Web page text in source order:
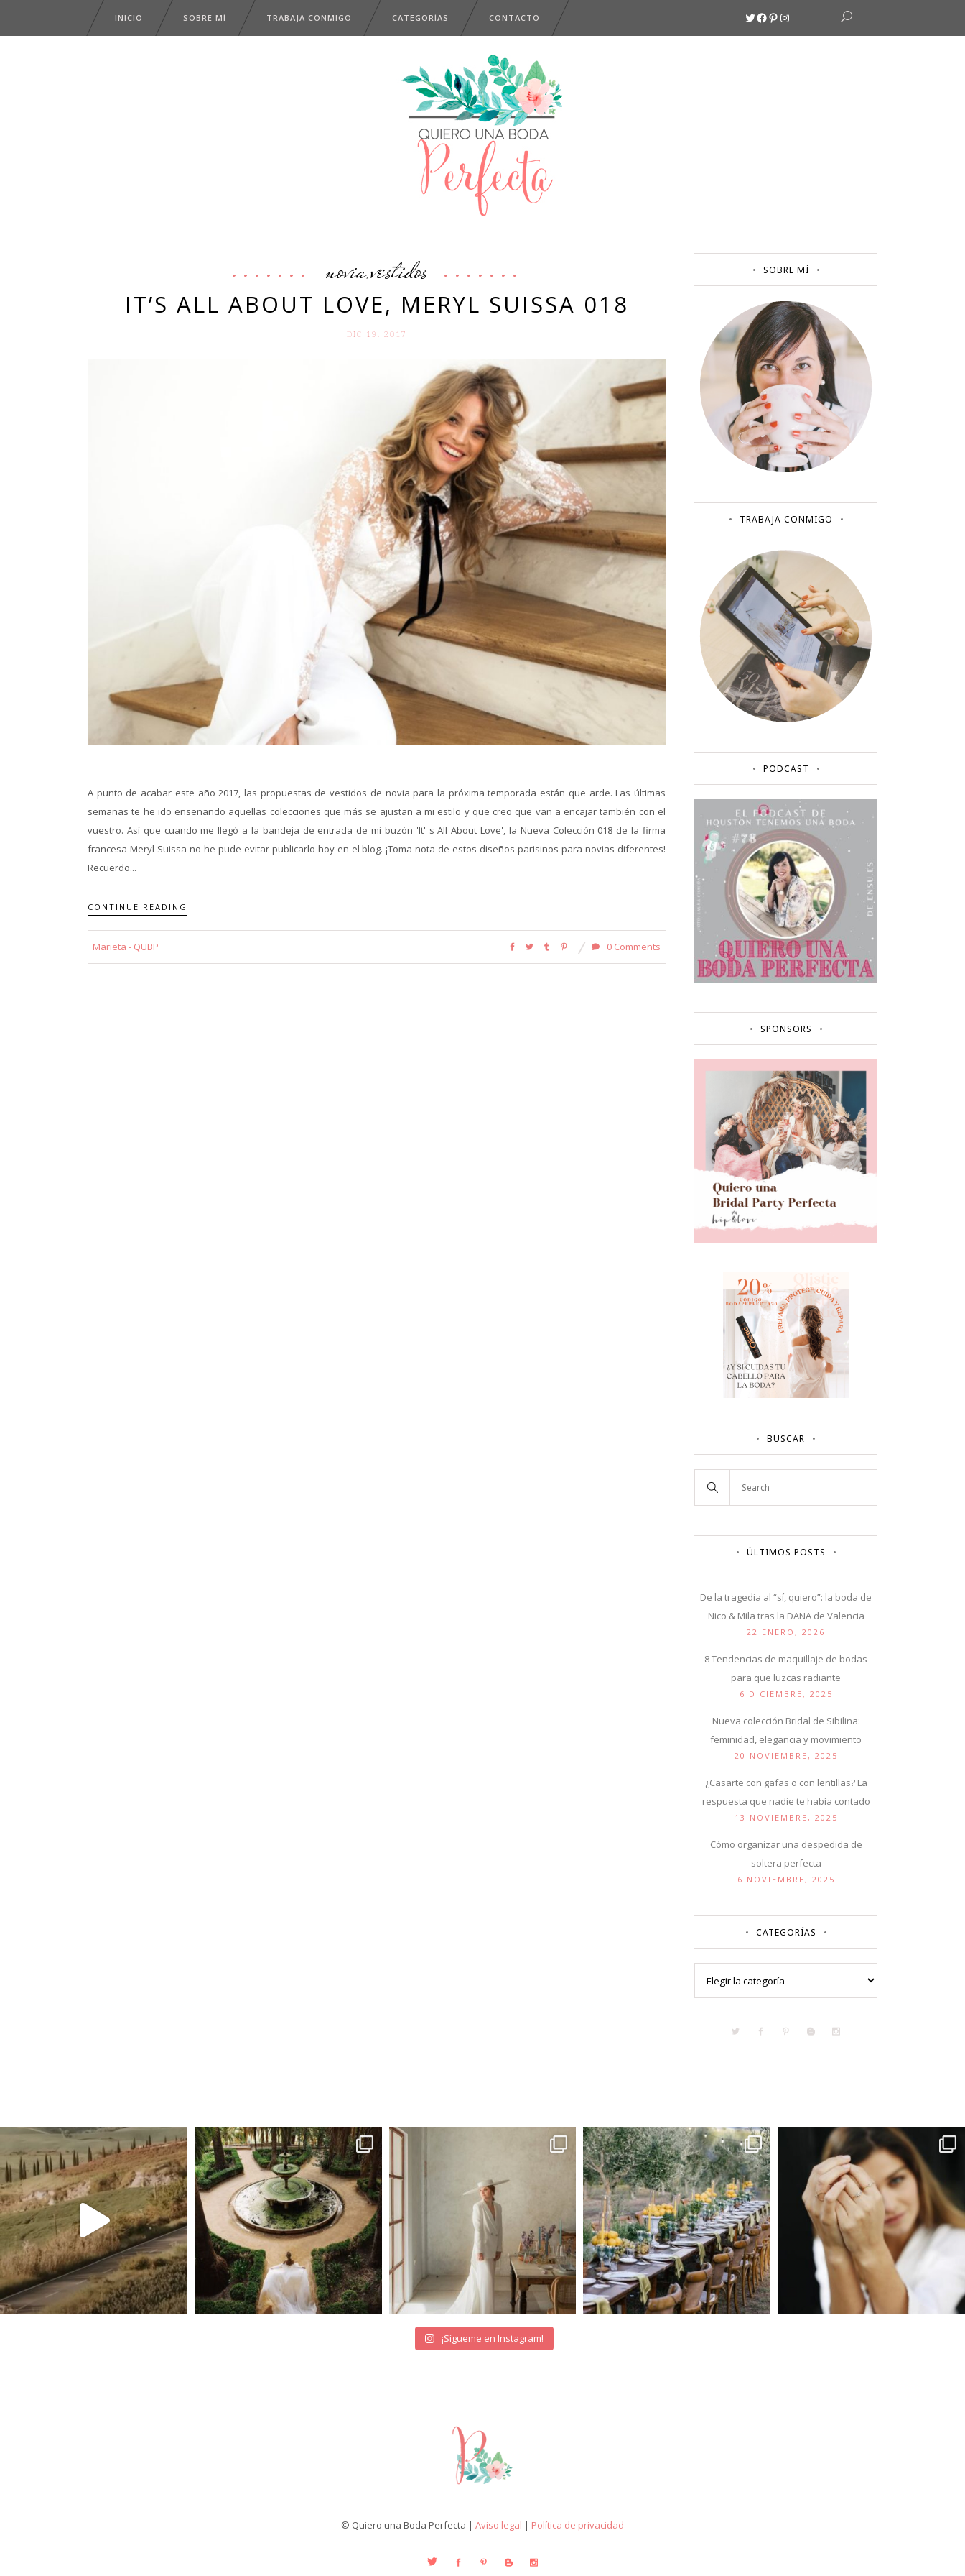
INICIO SOBRE MÍ TRABAJA CONMIGO CATEGORÍAS CONTACTO Twitter
Facebook
Pinterest
Instagram
novia,vestidos
IT’S ALL ABOUT LOVE, MERYL SUISSA 018
DIC 19. 2017
A punto de acabar este año 2017, las propuestas de vestidos de novia para la próxima temporada están que arde. Las últimas
semanas te he ido enseñando aquellas colecciones que más se ajustan a mi estilo y que creo que van a encajar también con el
vuestro. Así que cuando me llegó a la bandeja de entrada de mi buzón 'It' s All About Love', la Nueva Colección 018 de la firma
francesa Meryl Suissa no he pude evitar publicarlo hoy en el blog. ¡Toma nota de estos diseños parisinos para novias diferentes!
Recuerdo...
CONTINUE READING
Marieta - QUBP 0 Comments
SOBRE MÍ
TRABAJA CONMIGO
PODCAST
SPONSORS
BUSCAR
ÚLTIMOS POSTS
De la tragedia al “sí, quiero”: la boda de
Nico & Mila tras la DANA de Valencia
22 ENERO, 2026
8 Tendencias de maquillaje de bodas
para que luzcas radiante
6 DICIEMBRE, 2025
Nueva colección Bridal de Sibilina:
feminidad, elegancia y movimiento
20 NOVIEMBRE, 2025
¿Casarte con gafas o con lentillas? La
respuesta que nadie te había contado
13 NOVIEMBRE, 2025
Cómo organizar una despedida de
soltera perfecta
6 NOVIEMBRE, 2025
CATEGORÍAS
¡Sígueme en Instagram!
© Quiero una Boda Perfecta | Aviso legal | Política de privacidad